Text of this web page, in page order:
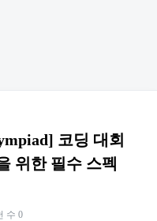
코딩 대회
위한 필수 스펙
수 0